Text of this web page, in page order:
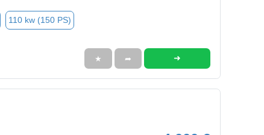
110 kw (150 PS)
★ ➦ ➜